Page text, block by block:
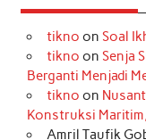
e
b
o
k
t
a
r
a
T
o
k
tikno on Soal
tikno on Senja
Berganti Menjadi
tikno on
Konstruksi
Amril Taufik